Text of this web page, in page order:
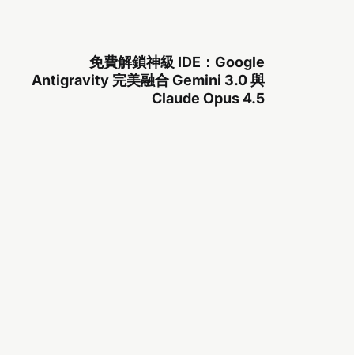
免費解鎖神級 IDE：Google
Antigravity 完美融合 Gemini 3.0 與
Claude Opus 4.5